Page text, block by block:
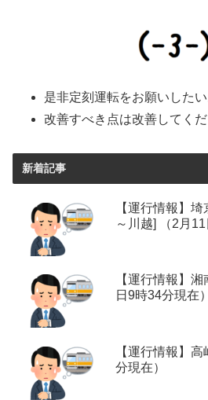
是非定刻運転をお願いしたい
改善すべき点は改善してくだ
新着記事
【運行情報】
～川越] （2月
【運行情報】
日9時34分現在）
【運行情報】
分現在）